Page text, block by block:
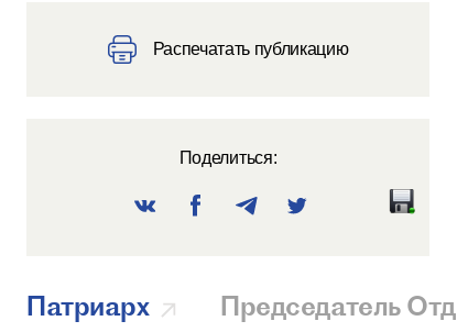
Распечатать публикацию
Поделиться:
Патриарх Председатель